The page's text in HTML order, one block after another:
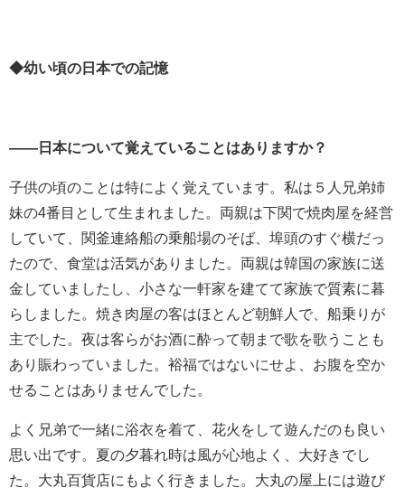
◆幼い頃の日本での記憶
――日本について覚えていることはありますか？
⼦供の頃のことは特によく覚えています。私は５人兄弟姉
妹の4番目として生まれました。両親は下関で焼⾁屋を経営
していて、関釜連絡船の乗船場のそば、埠頭のすぐ横だっ
たので、⾷堂は活気がありました。両親は韓国の家族に送
⾦していましたし、⼩さな⼀軒家を建てて家族で質素に暮
らしました。焼き肉屋の客はほとんど朝鮮⼈で、船乗りが
主でした。夜は客らがお酒に酔って朝まで歌を歌うことも
あり賑わっていました。裕福ではないにせよ、お腹を空か
せることはありませんでした。
よく兄弟で⼀緒に浴⾐を着て、花火をして遊んだのも良い
思い出です。夏の夕暮れ時は風が心地よく、大好きでし
た。⼤丸百貨店にもよく行きました。⼤丸の屋上には遊び